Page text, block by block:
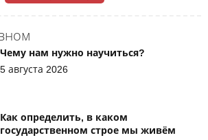
Чему нам нужно научиться?
5 августа 2026
Как определить, в каком
государственном строе мы живём